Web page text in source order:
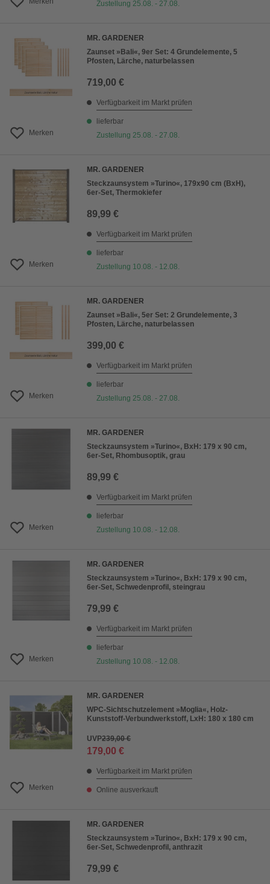
Zustellung 25.08. - 27.08.
Merken
MR. GARDENER
Zaunset »Bali«, 9er Set: 4 Grundelemente, 5
Pfosten, Lärche, naturbelassen
719,00 €
Verfügbarkeit im Markt prüfen
lieferbar
Zustellung 25.08. - 27.08.
Merken
MR. GARDENER
Steckzaunsystem »Turino«, 179x90 cm (BxH),
6er-Set, Thermokiefer
89,99 €
Verfügbarkeit im Markt prüfen
lieferbar
Zustellung 10.08. - 12.08.
Merken
MR. GARDENER
Zaunset »Bali«, 5er Set: 2 Grundelemente, 3
Pfosten, Lärche, naturbelassen
399,00 €
Verfügbarkeit im Markt prüfen
lieferbar
Zustellung 25.08. - 27.08.
Merken
MR. GARDENER
Steckzaunsystem »Turino«, BxH: 179 x 90 cm,
6er-Set, Rhombusoptik, grau
89,99 €
Verfügbarkeit im Markt prüfen
lieferbar
Zustellung 10.08. - 12.08.
Merken
MR. GARDENER
Steckzaunsystem »Turino«, BxH: 179 x 90 cm,
6er-Set, Schwedenprofil, steingrau
79,99 €
Verfügbarkeit im Markt prüfen
lieferbar
Zustellung 10.08. - 12.08.
Merken
MR. GARDENER
WPC-Sichtschutzelement »Moglia«, Holz-
Kunststoff-Verbundwerkstoff, LxH: 180 x 180 cm
UVP239,00 €
179,00 €
Verfügbarkeit im Markt prüfen
Online ausverkauft
MR. GARDENER
Steckzaunsystem »Turino«, BxH: 179 x 90 cm,
6er-Set, Schwedenprofil, anthrazit
79,99 €